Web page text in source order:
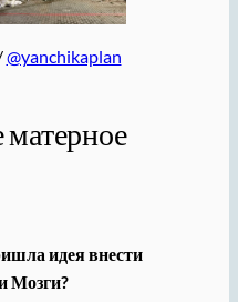
@yanchikaplan
идея внести
Мозги?